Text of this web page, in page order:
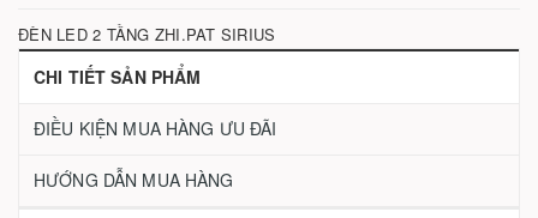
ĐÈN LED 2 TẦNG ZHI.PAT SIRIUS
CHI TIẾT SẢN PHẨM
ĐIỀU KIỆN MUA HÀNG ƯU ĐÃI
HƯỚNG DẪN MUA HÀNG